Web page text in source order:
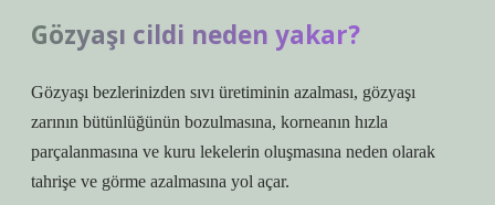
Gözyaşı cildi neden yakar?
Gözyaşı bezlerinizden sıvı üretiminin azalması, gözyaşı
zarının bütünlüğünün bozulmasına, korneanın hızla
parçalanmasına ve kuru lekelerin oluşmasına neden olarak
tahrişe ve görme azalmasına yol açar.